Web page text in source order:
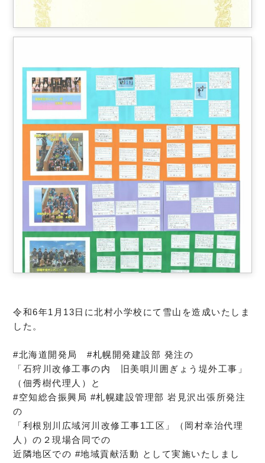
令和6年1月13日に北村小学校にて雪山を造成いたしま
した。
#北海道開発局 #札幌開発建設部 発注の
「石狩川改修工事の内 旧美唄川囲ぎょう堤外工事」
（佃秀樹代理人）と
#空知総合振興局 #札幌建設管理部 岩見沢出張所発注
の
「利根別川広域河川改修工事1工区」（岡村幸治代理
人）の２現場合同での
近隣地区での #地域貢献活動 として実施いたしまし